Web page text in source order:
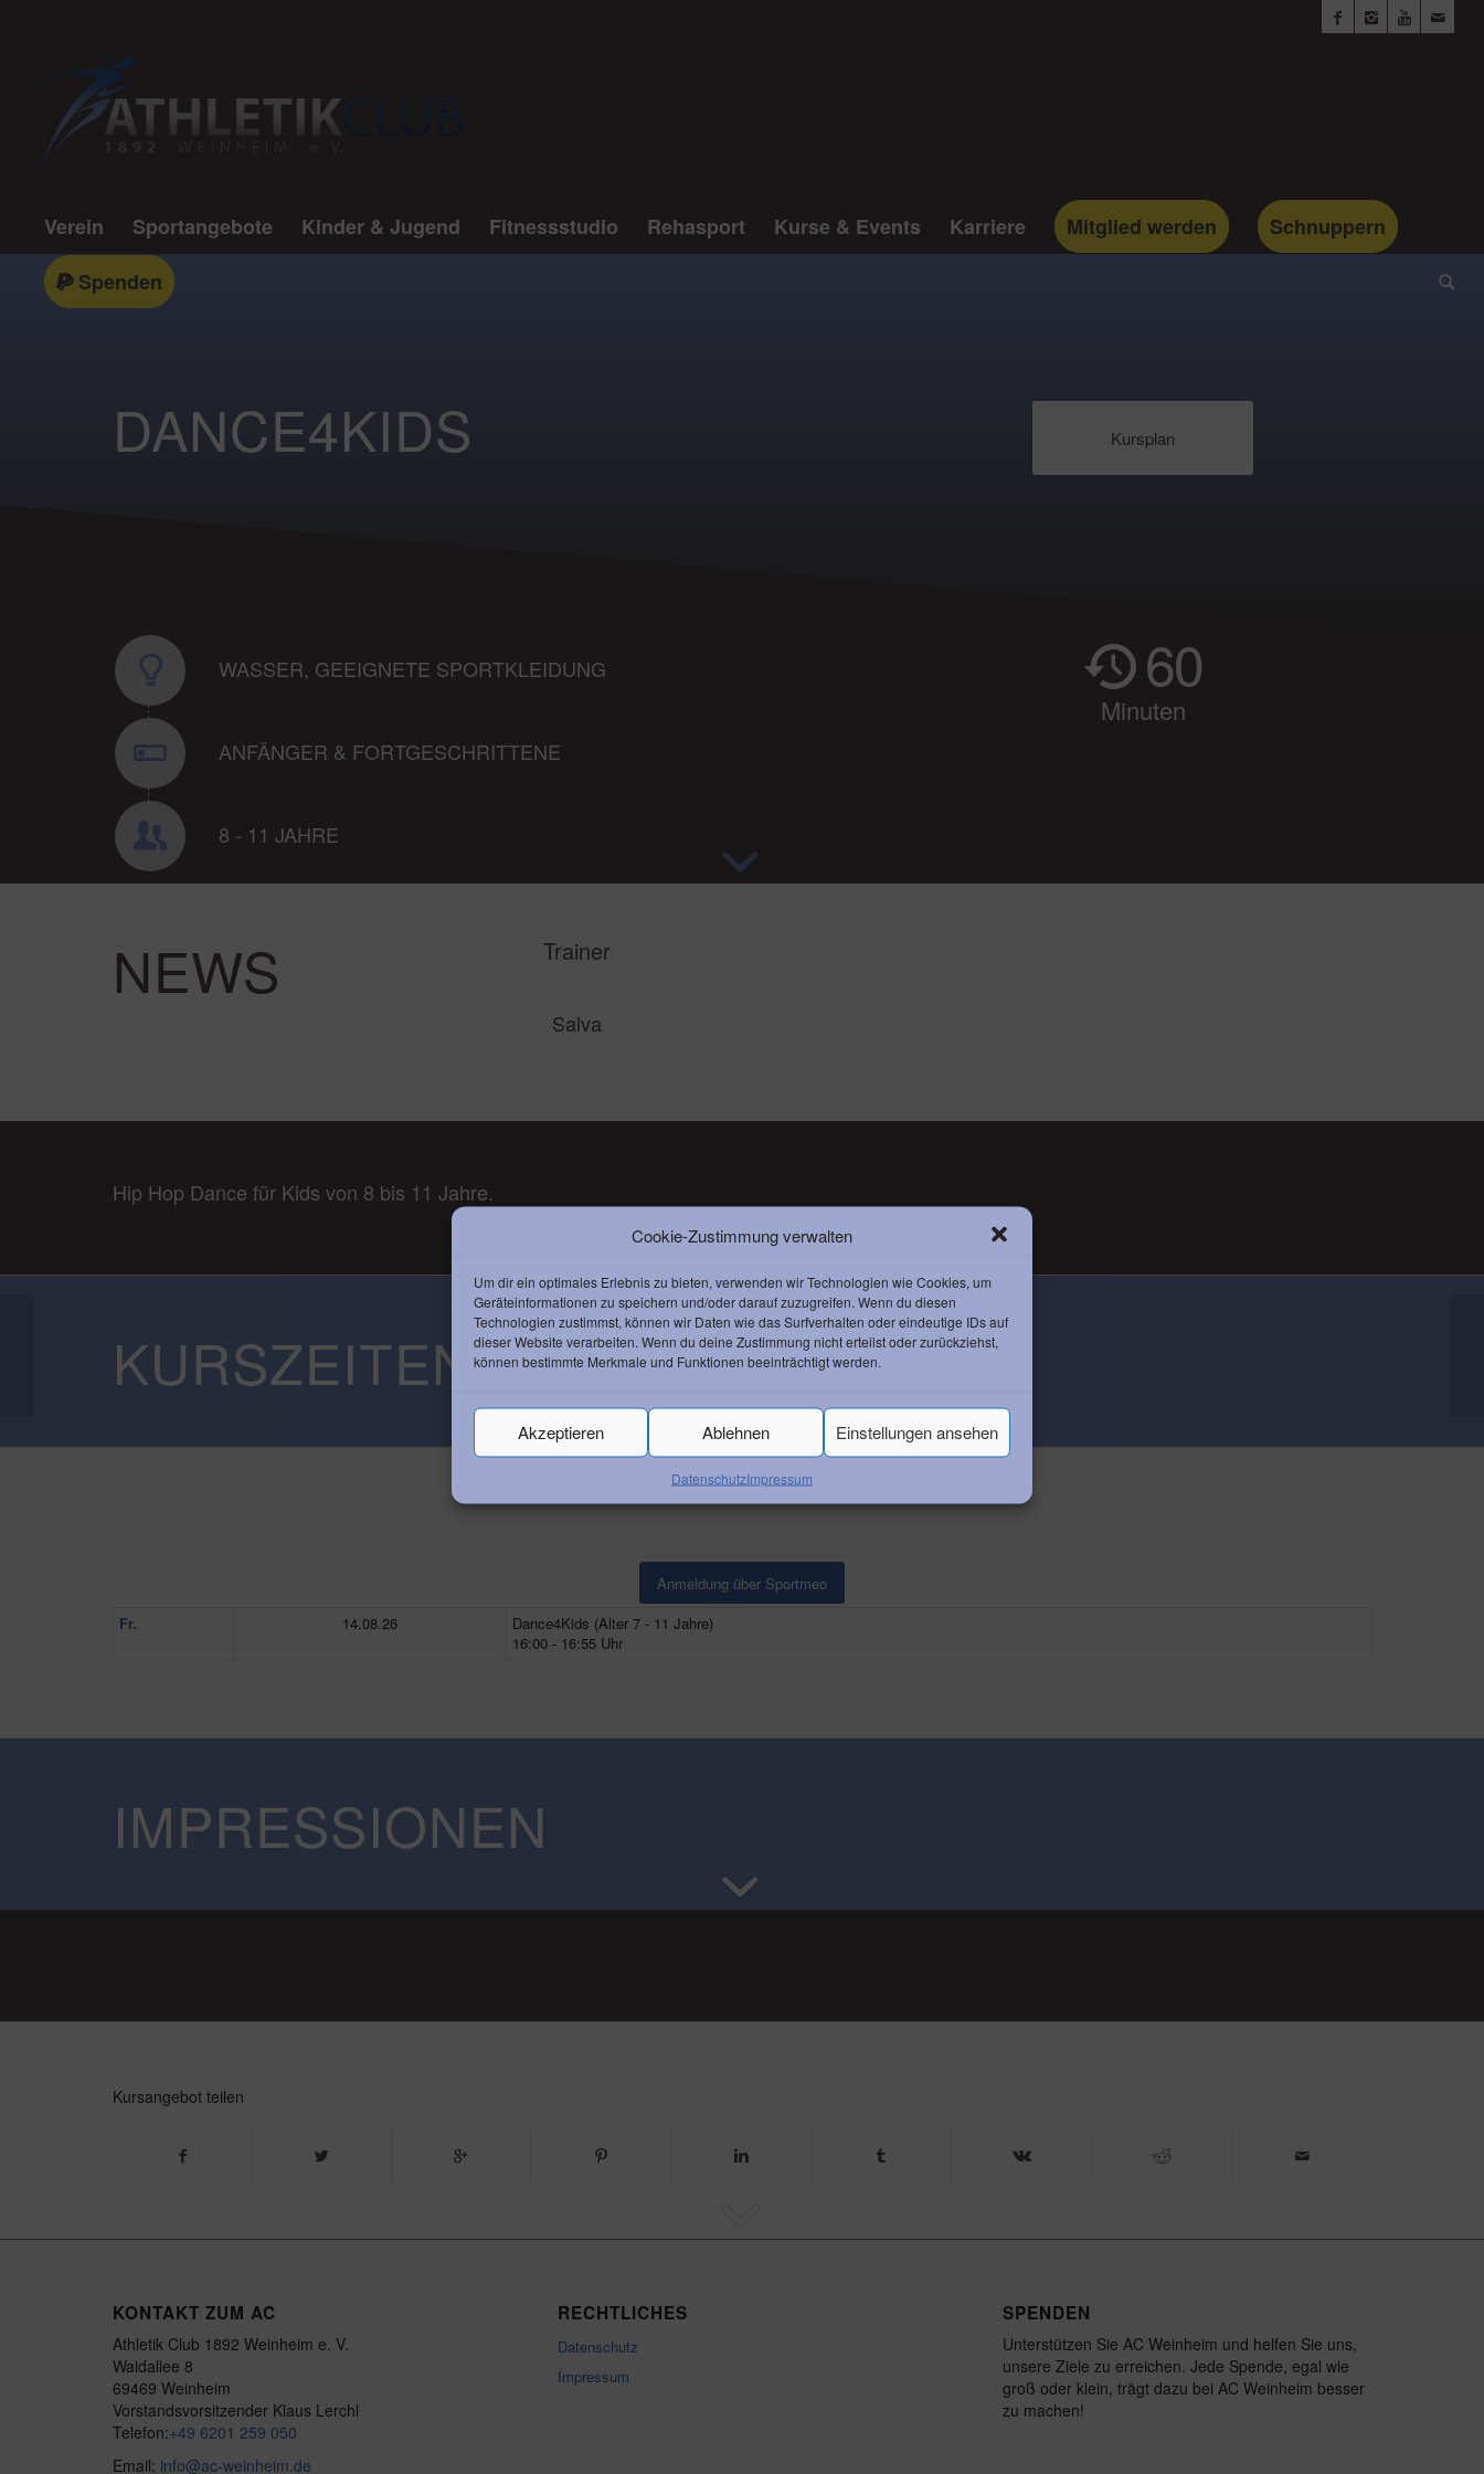
Cookie-Zustimmung verwalten
Um dir ein optimales Erlebnis zu bieten, verwenden wir Technologien wie Cookies, um
Geräteinformationen zu speichern und/oder darauf zuzugreifen. Wenn du diesen
Technologien zustimmst, können wir Daten wie das Surfverhalten oder eindeutige IDs auf
dieser Website verarbeiten. Wenn du deine Zustimmung nicht erteilst oder zurückziehst,
können bestimmte Merkmale und Funktionen beeinträchtigt werden.
Akzeptieren Ablehnen Einstellungen ansehen
DatenschutzImpressum
Verein Sportangebote Kinder & Jugend Fitnessstudio Rehasport Kurse & Events Karriere Mitglied werden
Schnuppern
Spenden
DANCE4KIDS Kursplan
WASSER, GEEIGNETE SPORTKLEIDUNG
ANFÄNGER & FORTGESCHRITTENE
8 - 11 JAHRE
60
Minuten
NEWS Trainer
Salva
Hip Hop Dance für Kids von 8 bis 11 Jahre.
KURSZEITEN
Anmeldung über Sportmeo
Fr.
14.08.26
Dance4Kids (Alter 7 - 11 Jahre)
16:00 - 16:55 Uhr
IMPRESSIONEN
Kursangebot teilen
KONTAKT ZUM AC
Athletik Club 1892 Weinheim e. V.
Waidallee 8
69469 Weinheim
Vorstandsvorsitzender Klaus Lerchl
Telefon:+49 6201 259 050
Email: info@ac-weinheim.de
RECHTLICHES
Datenschutz
Impressum
SPENDEN
Unterstützen Sie AC Weinheim und helfen Sie uns,
unsere Ziele zu erreichen. Jede Spende, egal wie
groß oder klein, trägt dazu bei AC Weinheim besser
zu machen!